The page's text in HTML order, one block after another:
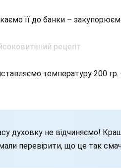
її до банки –
температуру 200
духовку не відчиняємо!
перевірити, що це так